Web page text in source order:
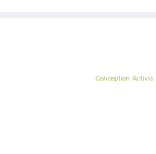
Conception Activis